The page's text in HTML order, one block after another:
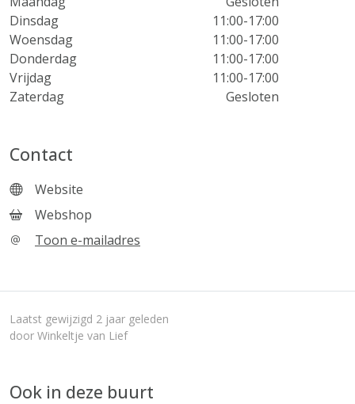
Dinsdag
11:00-17:00
Woensdag
11:00-17:00
Donderdag
11:00-17:00
Vrijdag
11:00-17:00
Zaterdag
Gesloten
Contact
Website
Webshop
Toon e-mailadres
Laatst gewijzigd 2 jaar geleden
door Winkeltje van Lief
Ook in deze buurt